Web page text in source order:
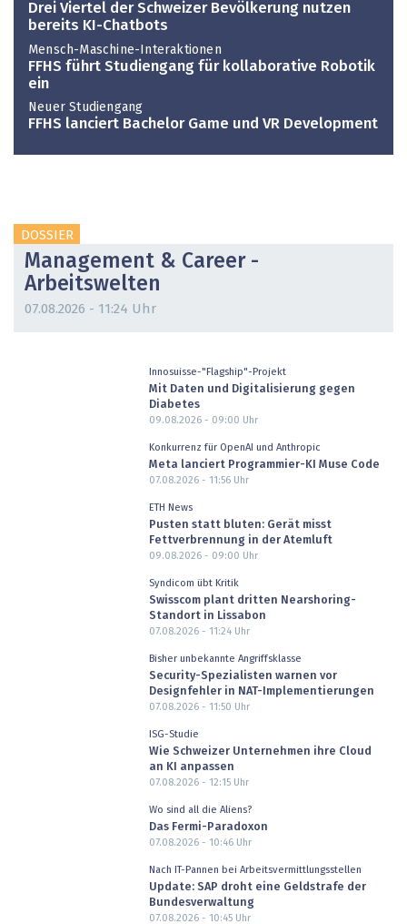
Drei Viertel der Schweizer Bevölkerung nutzen
bereits KI-Chatbots
Mensch-Maschine-Interaktionen
FFHS führt Studiengang für kollaborative Robotik
ein
Neuer Studiengang
FFHS lanciert Bachelor Game und VR Development
DOSSIER
Management & Career -
Arbeitswelten
07.08.2026 - 11:24 Uhr
Innosuisse-"Flagship"-Projekt
Mit Daten und Digitalisierung gegen
Diabetes
09.08.2026 - 09:00 Uhr
Konkurrenz für OpenAI und Anthropic
Meta lanciert Programmier-KI Muse Code
07.08.2026 - 11:56Uhr
ETH News
Pusten statt bluten: Gerät misst
Fettverbrennung in der Atemluft
09.08.2026 - 09:00 Uhr
Syndicom übt Kritik
Swisscom plant dritten Nearshoring-
Standort in Lissabon
07.08.2026 - 11:24Uhr
Bisher unbekannte Angriffsklasse
Security-Spezialisten warnen vor
Designfehler in NAT-Implementierungen
07.08.2026 - 11:50 Uhr
ISG-Studie
Wie Schweizer Unternehmen ihre Cloud
an KI anpassen
07.08.2026 - 12:15Uhr
Wo sind all die Aliens?
Das Fermi-Paradoxon
07.08.2026 - 10:46Uhr
Nach IT-Pannen bei Arbeitsvermittlungsstellen
Update: SAP droht eine Geldstrafe der
Bundesverwaltung
07.08.2026 - 10:45Uhr